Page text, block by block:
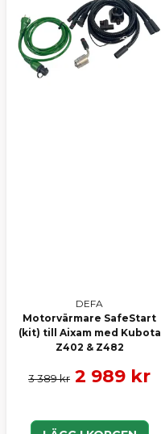
DEFA
Motorvärmare SafeStart
(kit) till Aixam med Kubota
Z402 & Z482
3 389 kr 2 989 kr